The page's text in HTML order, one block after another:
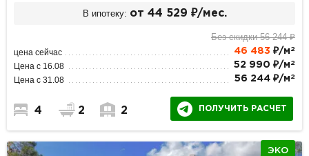
В ипотеку: от 44 529 ₽/мес.
Без скидки 56 244 ₽
цена сейчас 46 483 ₽/м 2
Цена с 16.08 52 990 ₽/м 2
Цена с 31.08 56 244 ₽/м 2
4 2 2 ПОЛУЧИТЬ РАСЧЕТ
ЭКО